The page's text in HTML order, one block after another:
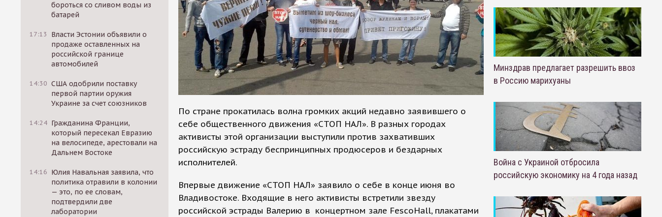
бороться со сливом воды из
батарей
17:13
Власти Эстонии объявили о
продаже оставленных на
российской границе
автомобилей
14:30 США одобрили поставку
первой партии оружия
Украине за счет союзников
14:24 Гражданина Франции,
который пересекал Евразию
на велосипеде, арестовали на
Дальнем Востоке
14:16 Юлия Навальная заявила, что
политика отравили в колонии
— это, по ее словам,
подтвердили две
лаборатории
По стране прокатилась волна громких акций недавно заявившего о
себе общественного движения «СТОП НАЛ». В разных городах
активисты этой организации выступили против захвативших
российскую эстраду беспринципных продюсеров и бездарных
исполнителей.
Впервые движение «СТОП НАЛ» заявило о себе в конце июня во
Владивостоке. Входящие в него активисты встретили звезду
российской эстрады Валерию в концертном зале FescoHall, плакатами
Минздрав предлагает разрешить ввоз
в Россию марихуаны
Война с Украиной отбросила
российскую экономику на 4 года назад